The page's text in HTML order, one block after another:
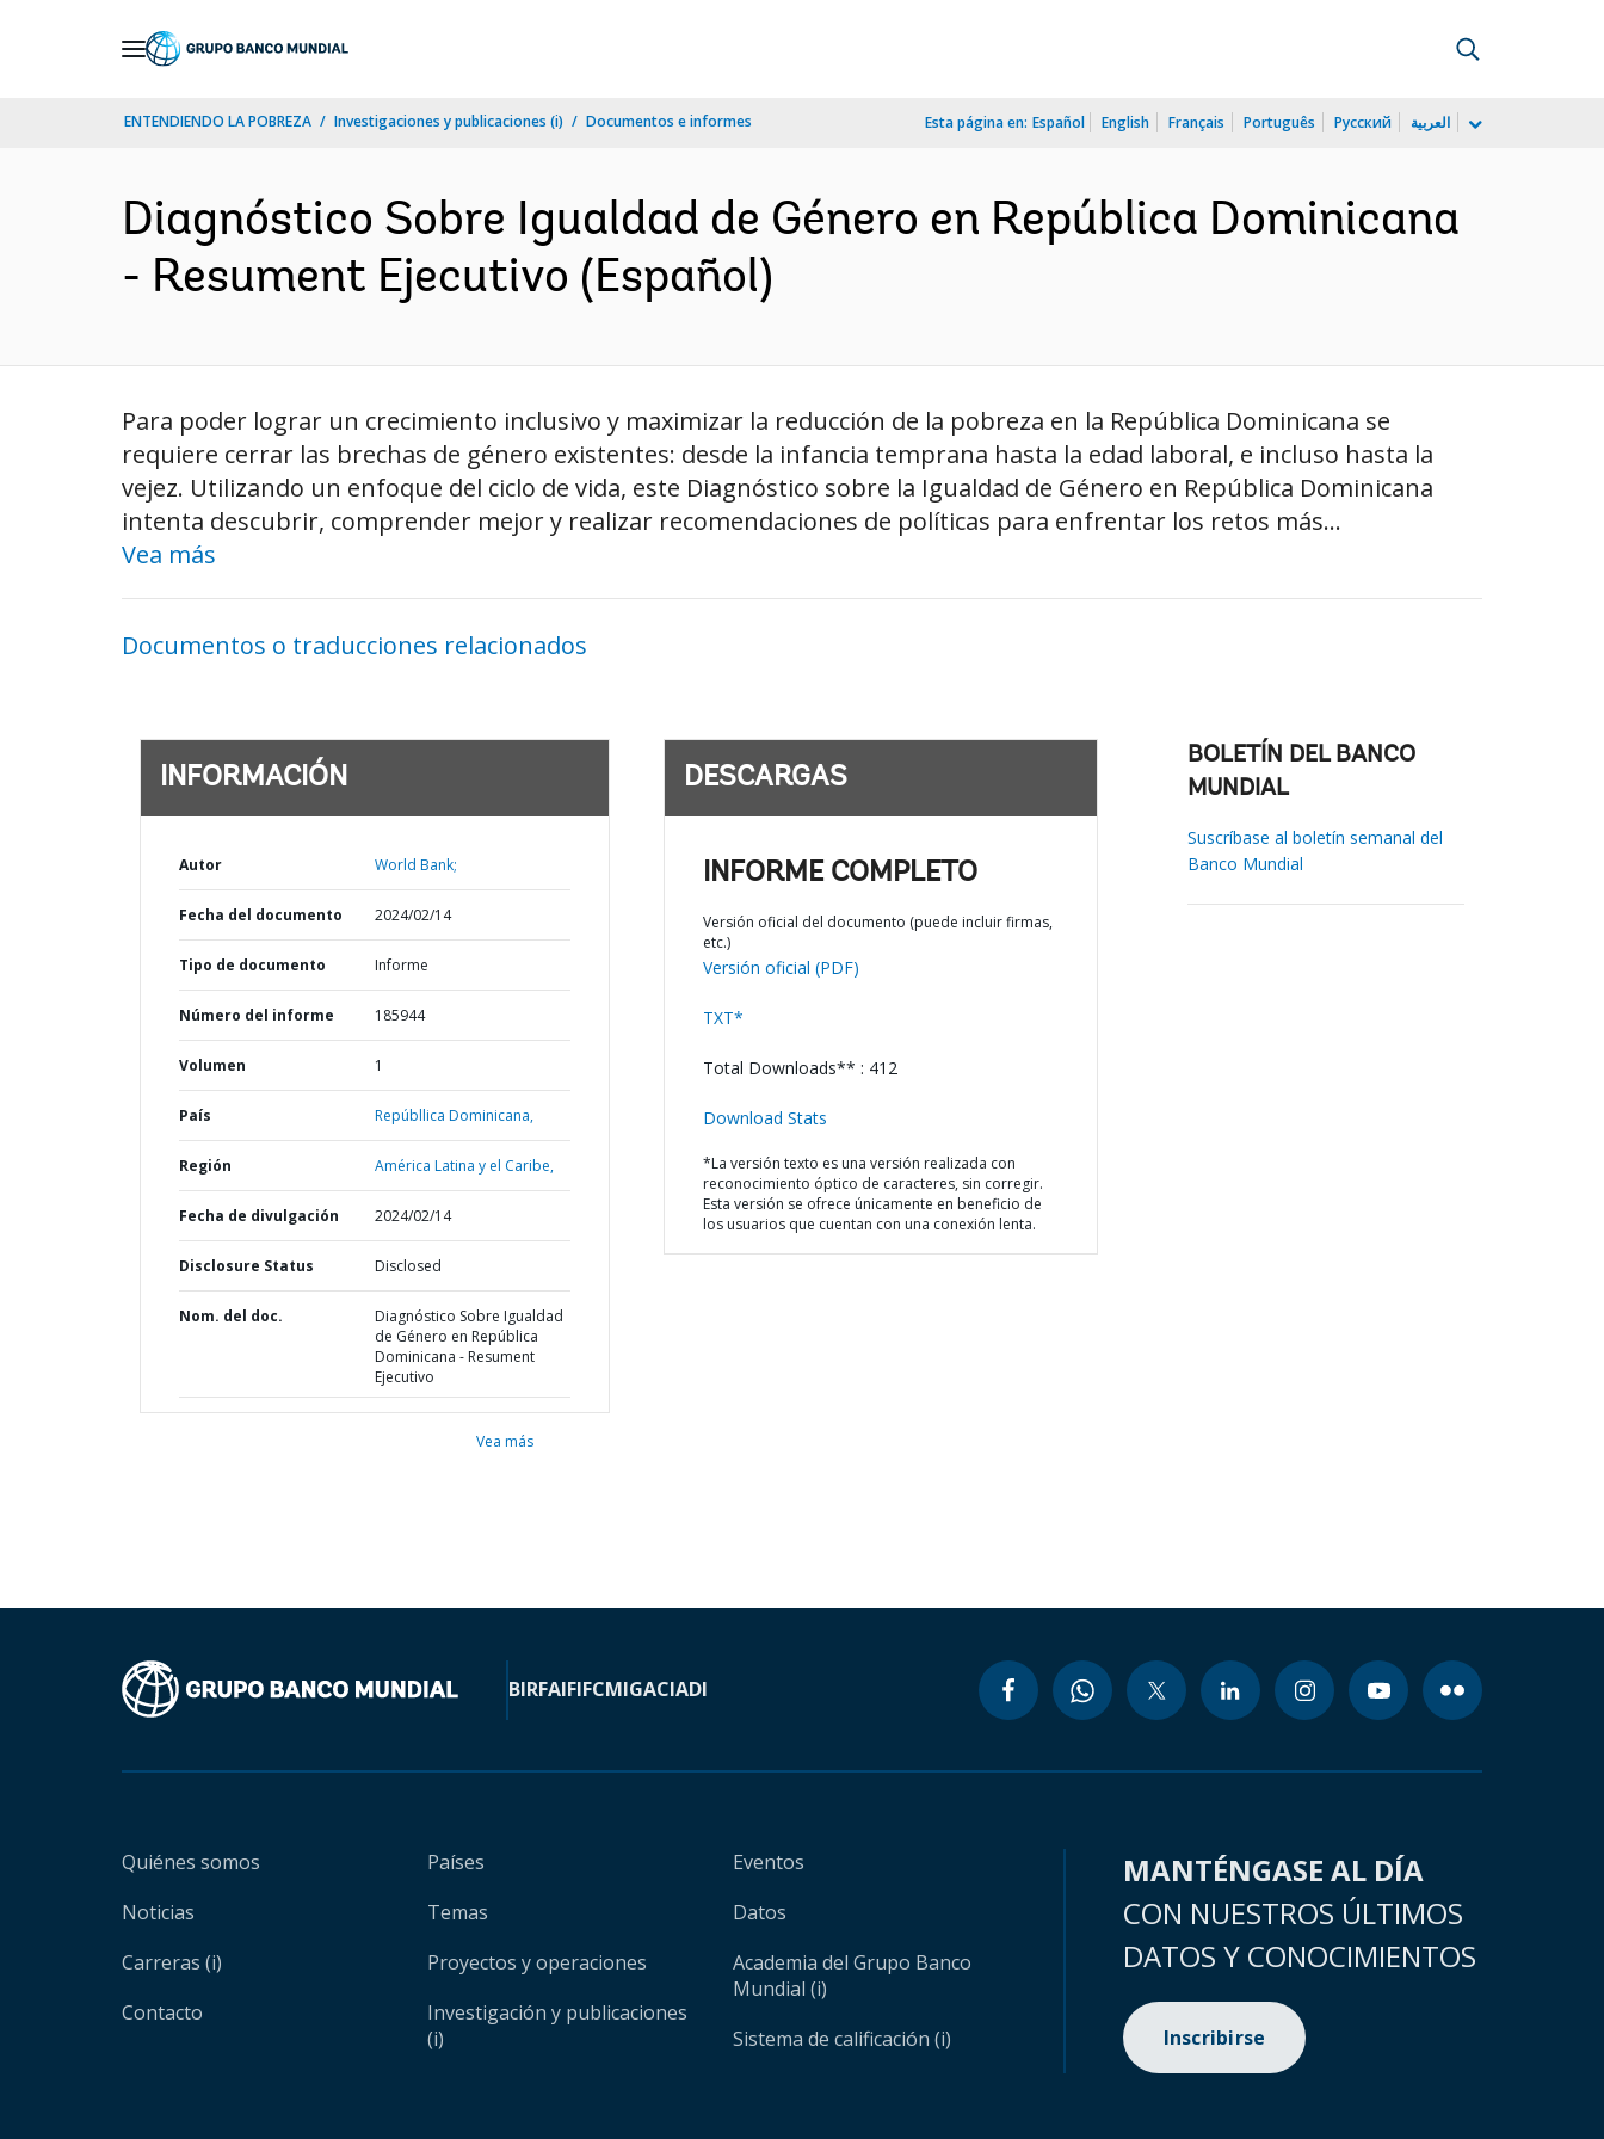
ENTENDIENDO LA POBREZA Investigaciones y publicaciones (i) Documentos e informes Esta página en: Español English Français Português Русский العربية
Diagnóstico Sobre Igualdad de Género en República Dominicana
- Resument Ejecutivo (Español)
Para poder lograr un crecimiento inclusivo y maximizar la reducción de la pobreza en la República Dominicana se
requiere cerrar las brechas de género existentes: desde la infancia temprana hasta la edad laboral, e incluso hasta la
vejez. Utilizando un enfoque del ciclo de vida, este Diagnóstico sobre la Igualdad de Género en República Dominicana
intenta descubrir, comprender mejor y realizar recomendaciones de políticas para enfrentar los retos más...
Vea más
Documentos o traducciones relacionados
INFORMACIÓN
Autor World Bank;
Fecha del documento 2024/02/14
Tipo de documento Informe
Número del informe 185944
Volumen 1
País Repúbllica Dominicana,
Región América Latina y el Caribe,
Fecha de divulgación 2024/02/14
Disclosure Status Disclosed
Nom. del doc.
Diagnóstico Sobre Igualdad
de Género en República
Dominicana - Resument
Ejecutivo
Vea más
DESCARGAS
INFORME COMPLETO
Versión oficial del documento (puede incluir firmas,
etc.)
Versión oficial (PDF)
TXT*
Total Downloads** : 412
Download Stats
*La versión texto es una versión realizada con
reconocimiento óptico de caracteres, sin corregir.
Esta versión se ofrece únicamente en beneficio de
los usuarios que cuentan con una conexión lenta.
BOLETÍN DEL BANCO
MUNDIAL
Suscríbase al boletín semanal del
Banco Mundial
BIRFAIFIFCMIGACIADI
Quiénes somos
Noticias
Carreras (i)
Contacto
Países
Temas
Proyectos y operaciones
Investigación y publicaciones
(i)
Eventos
Datos
Academia del Grupo Banco
Mundial (i)
Sistema de calificación (i)
MANTÉNGASE AL DÍA
CON NUESTROS ÚLTIMOS
DATOS Y CONOCIMIENTOS
Inscribirse